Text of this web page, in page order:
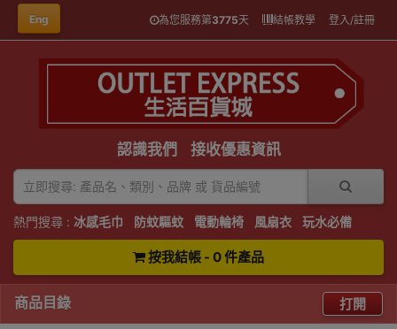
Eng 為您服務第3775天 結帳教學 登入/註冊
認識我們 接收優惠資訊
熱門搜尋 : 冰感毛巾 防蚊驅蚊 電動輪椅 風扇衣 玩水必備
按我結帳 - 0 件產品
商品目錄 打開